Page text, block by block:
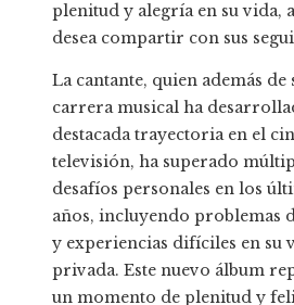
plenitud y alegría en su vida,
desea compartir con sus
La cantante, quien además de
carrera musical ha
destacada trayectoria en el
televisión, ha superado
desafíos personales en los
años, incluyendo problemas
y experiencias difíciles en su
privada. Este nuevo álbum
un momento de plenitud y